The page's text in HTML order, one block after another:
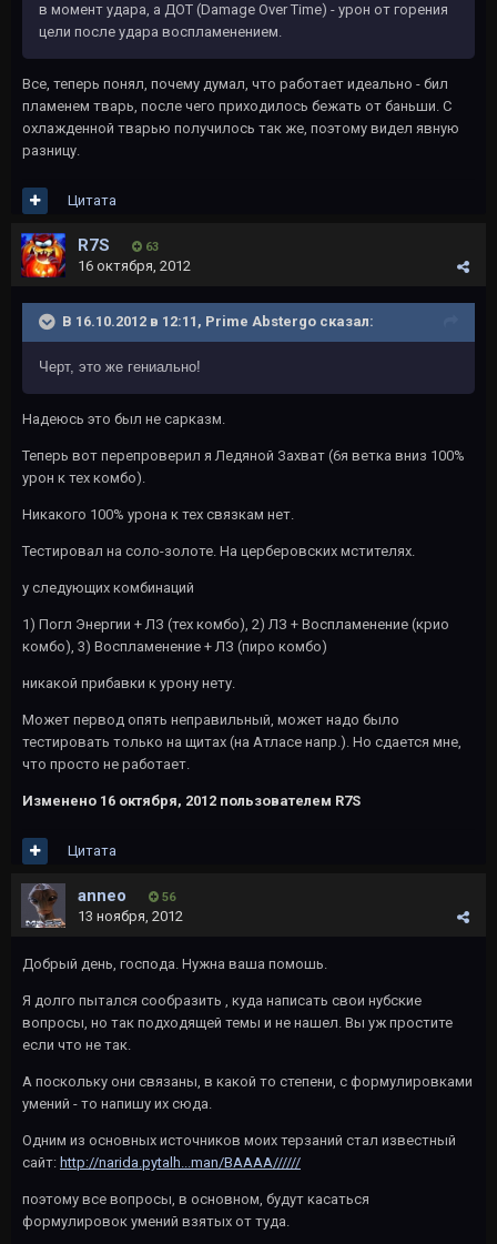
в момент удара, а ДОТ (Damage Over Time) - урон от горения
цели после удара воспламенением.
Все, теперь понял, почему думал, что работает идеально - бил
пламенем тварь, после чего приходилось бежать от баньши. С
охлажденной тварью получилось так же, поэтому видел явную
разницу.
Цитата
R7S 63
16 октября, 2012
В 16.10.2012 в 12:11, Prime Abstergo сказал:
Черт, это же гениально!
Надеюсь это был не сарказм.
Теперь вот перепроверил я Ледяной Захват (6я ветка вниз 100%
урон к тех комбо).
Никакого 100% урона к тех связкам нет.
Тестировал на соло-золоте. На церберовских мстителях.
у следующих комбинаций
1) Погл Энергии + ЛЗ (тех комбо), 2) ЛЗ + Воспламенение (крио
комбо), 3) Воспламенение + ЛЗ (пиро комбо)
никакой прибавки к урону нету.
Может первод опять неправильный, может надо было
тестировать только на щитах (на Атласе напр.). Но сдается мне,
что просто не работает.
Изменено 16 октября, 2012 пользователем R7S
Цитата
anneo 56
13 ноября, 2012
Добрый день, господа. Нужна ваша помошь.
Я долго пытался сообразить , куда написать свои нубские
вопросы, но так подходящей темы и не нашел. Вы уж простите
если что не так.
А поскольку они связаны, в какой то степени, с формулировками
умений - то напишу их сюда.
Одним из основных источников моих терзаний стал известный
сайт: http://narida.pytalh...man/BAAAA//////
поэтому все вопросы, в основном, будут касаться
формулировок умений взятых от туда.